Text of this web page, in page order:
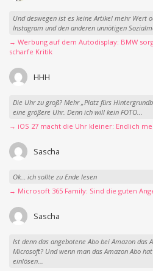
Und deswegen ist es keine Artikel mehr Wert
Instagram und den anderen unnötigen
→ Werbung auf dem Autodisplay: BMW
scharfe Kritik
HHH
Die Uhr zu groß? Mehr „Platz fürs
eine größere Uhr. Denn ich will kein FOTO...
→ iOS 27 macht die Uhr kleiner: Endlich
Sascha
Ok… ich sollte zu Ende lesen
→ Microsoft 365 Family: Sind die guten
Sascha
Ist denn das angebotene Abo bei Amazon das
Microsoft? Und wenn man das Amazon Abo
einlösen...